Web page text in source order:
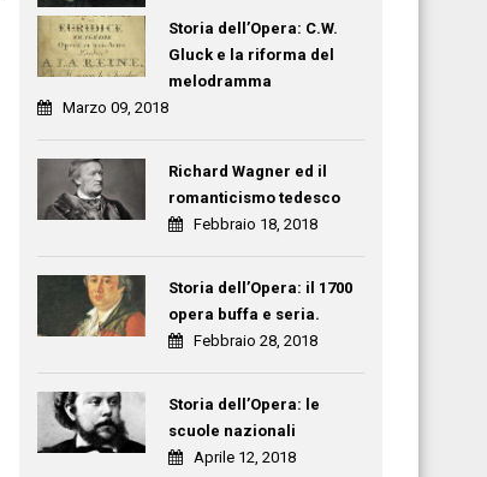
Storia dell’Opera: C.W.
Gluck e la riforma del
melodramma
Marzo 09, 2018
Richard Wagner ed il
romanticismo tedesco
Febbraio 18, 2018
Storia dell’Opera: il 1700
opera buffa e seria.
Febbraio 28, 2018
Storia dell’Opera: le
scuole nazionali
Aprile 12, 2018